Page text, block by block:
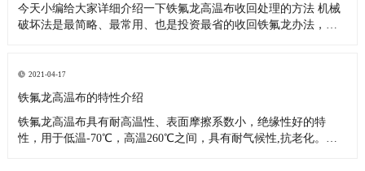
今天小编给大家详细介绍一下铁氟龙高温布收回处理的方法 机械
破坏法是最简略、最常用、也是投资最省的收回铁氟龙办法，机
经过机械破坏的办法收回运用。机械破坏的办法比较多。可以辐
照或冷冻之后破坏
2021-04-17
铁氟龙高温布的特性介绍
铁氟龙高温布具有耐高温性、表面摩擦系数小，绝缘性好的特
性，用于低温-70℃，高温260℃之间，具有耐气候性,抗老化。非